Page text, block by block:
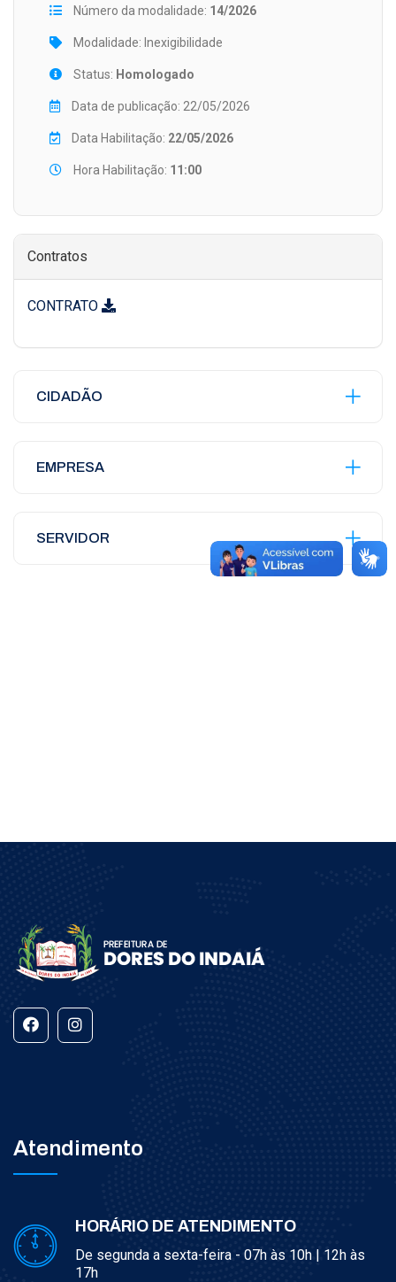
Número da modalidade: 14/2026
Modalidade: Inexigibilidade
Status: Homologado
Data de publicação: 22/05/2026
Data Habilitação: 22/05/2026
Hora Habilitação: 11:00
Contratos
CONTRATO
CIDADÃO
EMPRESA
SERVIDOR
Atendimento
HORÁRIO DE ATENDIMENTO
De segunda a sexta-feira - 07h às 10h | 12h às
17h